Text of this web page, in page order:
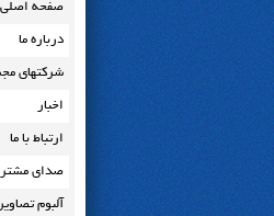
صفحه اصلی
درباره ما
شرکتهای
اخبار
ارتباط با ما
صدای
آلبوم تصاویر